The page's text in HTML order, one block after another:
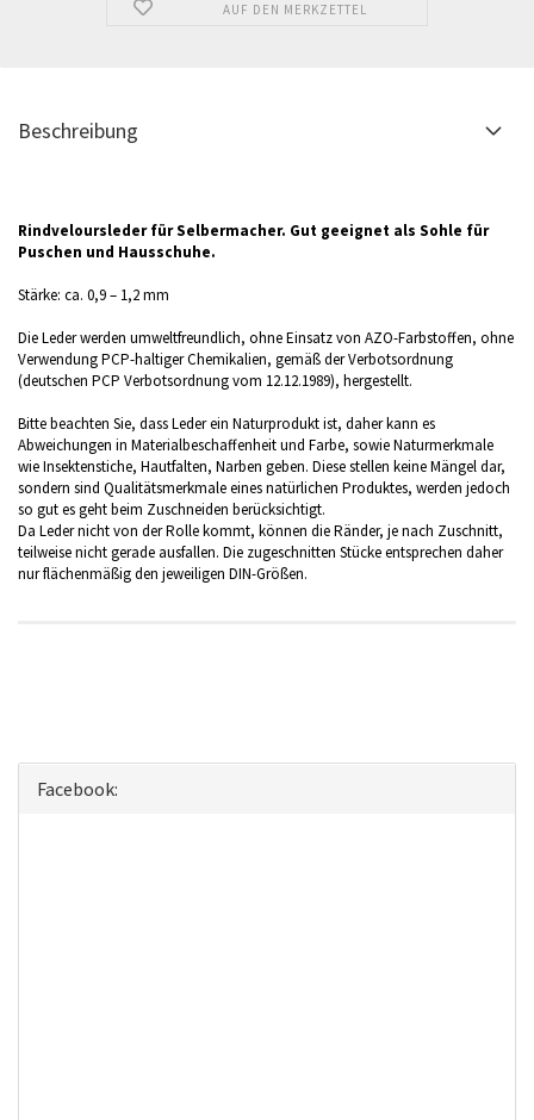
AUF DEN MERKZETTEL
Beschreibung
Rindveloursleder für Selbermacher. Gut geeignet als Sohle für
Puschen und Hausschuhe.
Stärke: ca. 0,9 – 1,2 mm
Die Leder werden umweltfreundlich, ohne Einsatz von AZO-Farbstoffen, ohne
Verwendung PCP-haltiger Chemikalien, gemäß der Verbotsordnung
(deutschen PCP Verbotsordnung vom 12.12.1989), hergestellt.
Bitte beachten Sie, dass Leder ein Naturprodukt ist, daher kann es
Abweichungen in Materialbeschaffenheit und Farbe, sowie Naturmerkmale
wie Insektenstiche, Hautfalten, Narben geben. Diese stellen keine Mängel dar,
sondern sind Qualitätsmerkmale eines natürlichen Produktes, werden jedoch
so gut es geht beim Zuschneiden berücksichtigt.
Da Leder nicht von der Rolle kommt, können die Ränder, je nach Zuschnitt,
teilweise nicht gerade ausfallen. Die zugeschnitten Stücke entsprechen daher
nur flächenmäßig den jeweiligen DIN-Größen.
Facebook: